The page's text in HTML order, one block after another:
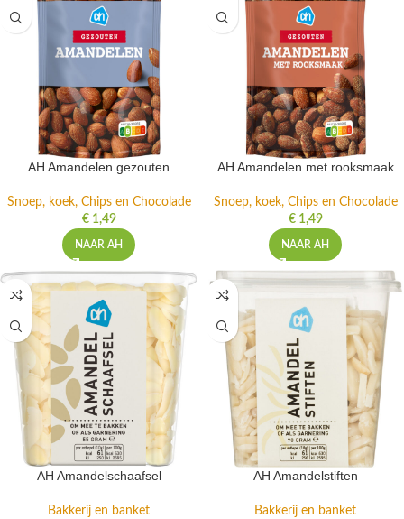
AH Amandelen gezouten
Snoep, koek, Chips en Chocolade
€1,49
NAAR AH
AH Amandelen met rooksmaak
Snoep, koek, Chips en Chocolade
€1,49
NAAR AH
AH Amandelschaafsel
Bakkerij en banket
AH Amandelstiften
Bakkerij en banket